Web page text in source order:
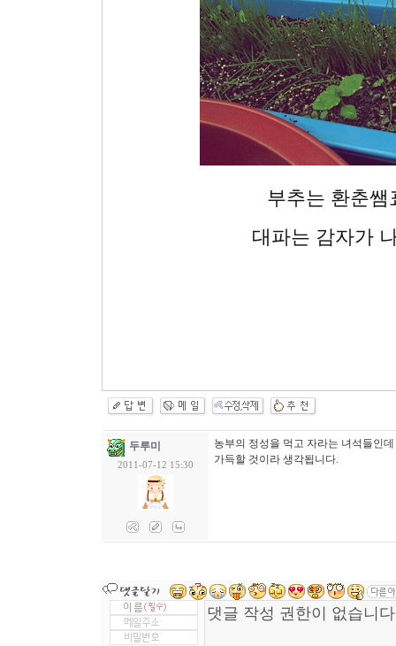
부추는 환춘쌤
대파는 감자가
두루미
2011-07-12 15:30
농부의 정성을 먹고 자라는 녀석들인
가득할 것이라 생각됩니다.